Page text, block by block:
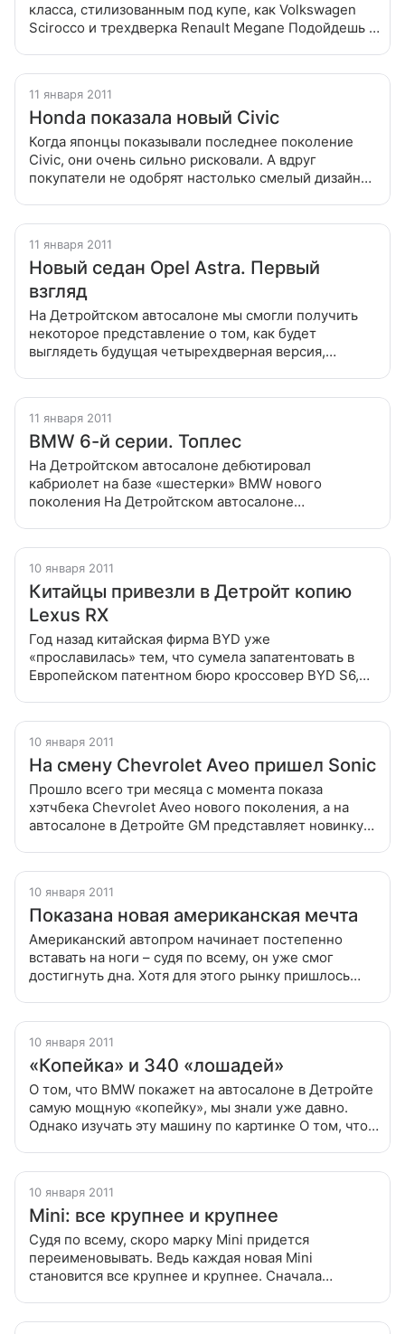
класса, стилизованным под купе, как Volkswagen
Scirocco и трехдверка Renault Megane Подойдешь к
11 января 2011
Honda показала новый Civic
Когда японцы показывали последнее поколение
Civic, они очень сильно рисковали. А вдруг
покупатели не одобрят настолько смелый дизайн
11 января 2011
Новый седан Opel Astra. Первый
взгляд
На Детройтском автосалоне мы смогли получить
некоторое представление о том, как будет
выглядеть будущая четырехдверная версия,
11 января 2011
BMW 6-й серии. Топлес
На Детройтском автосалоне дебютировал
кабриолет на базе «шестерки» BMW нового
поколения На Детройтском автосалоне
10 января 2011
Китайцы привезли в Детройт копию
Lexus RX
Год назад китайская фирма BYD уже
«прославилась» тем, что сумела запатентовать в
Европейском патентном бюро кроссовер BYD S6,
10 января 2011
На смену Chevrolet Aveo пришел Sonic
Прошло всего три месяца с момента показа
хэтчбека Chevrolet Aveo нового поколения, а на
автосалоне в Детройте GM представляет новинку
10 января 2011
Показана новая американская мечта
Американский автопром начинает постепенно
вставать на ноги – судя по всему, он уже смог
достигнуть дна. Хотя для этого рынку пришлось
10 января 2011
«Копейка» и 340 «лошадей»
О том, что BMW покажет на автосалоне в Детройте
самую мощную «копейку», мы знали уже давно.
Однако изучать эту машину по картинке О том, что
10 января 2011
Mini: все крупнее и крупнее
Судя по всему, скоро марку Mini придется
переименовывать. Ведь каждая новая Mini
становится все крупнее и крупнее. Сначала